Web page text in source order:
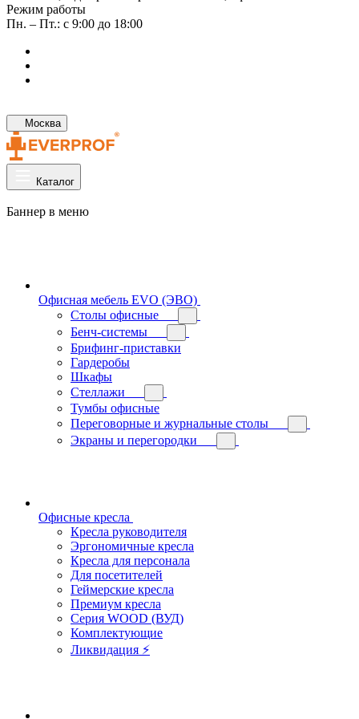
Режим работы
Пн. – Пт.: с 9:00 до 18:00
Москва
Каталог
Баннер в меню
Офисная мебель EVO (ЭВО)
Cтолы офисные
Бенч-системы
Брифинг-приставки
Гардеробы
Шкафы
Стеллажи
Тумбы офисные
Переговорные и журнальные столы
Экраны и перегородки
Офисные кресла
Кресла руководителя
Эргономичные кресла
Кресла для персонала
Для посетителей
Геймерские кресла
Премиум кресла
Серия WOOD (ВУД)
Комплектующие
Ликвидация ⚡